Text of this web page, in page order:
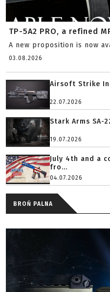
TP-5A2 PRO, a refined
A new proposition is now
03.08.2026
Airsoft Strike
22.07.2026
Stark Arms
19.07.2026
July 4th and a
fro...
04.07.2026
BROŃ PALNA